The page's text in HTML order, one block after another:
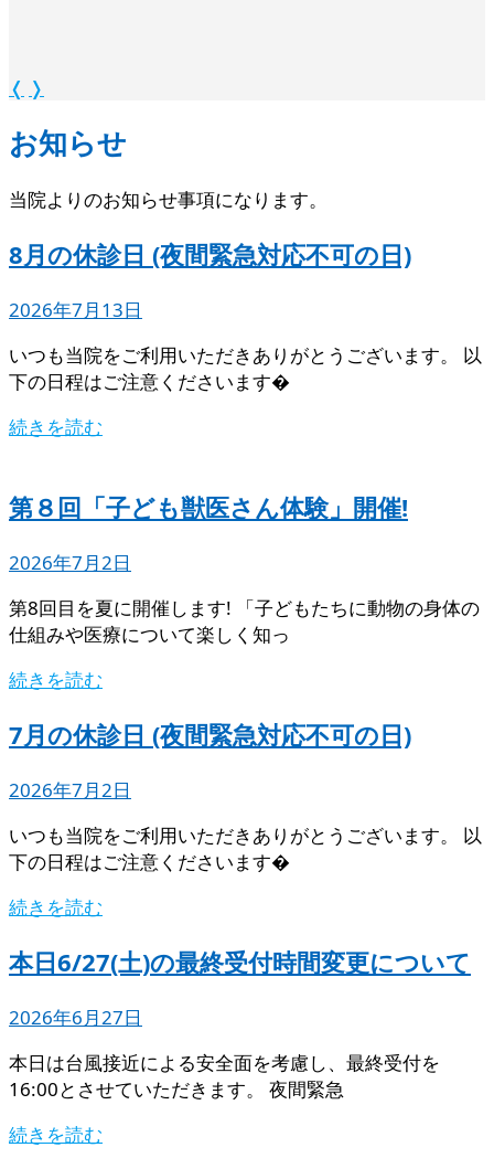
❬ ❭
お知らせ
当院よりのお知らせ事項になります。
8月の休診日 (夜間緊急対応不可の日)
2026年7月13日
いつも当院をご利用いただきありがとうございます。 以
下の日程はご注意くださいます�
続きを読む
第８回「子ども獣医さん体験」開催!
2026年7月2日
第8回目を夏に開催します! 「子どもたちに動物の身体の
仕組みや医療について楽しく知っ
続きを読む
7月の休診日 (夜間緊急対応不可の日)
2026年7月2日
いつも当院をご利用いただきありがとうございます。 以
下の日程はご注意くださいます�
続きを読む
本日6/27(土)の最終受付時間変更について
2026年6月27日
本日は台風接近による安全面を考慮し、最終受付を
16:00とさせていただきます。 夜間緊急
続きを読む